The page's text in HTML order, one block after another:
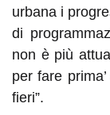
urbana i
di
non è più
per fare
fieri”.